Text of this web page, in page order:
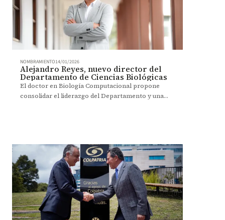
NOMBRAMIENTO14/01/2026
Alejandro Reyes, nuevo director del
Departamento de Ciencias Biológicas
El doctor en Biología Computacional propone
consolidar el liderazgo del Departamento y una